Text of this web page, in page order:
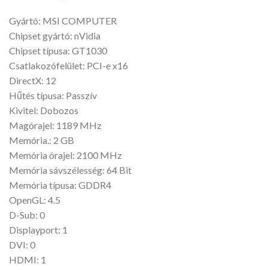
Gyártó: MSI COMPUTER
Chipset gyártó: nVidia
Chipset típusa: GT1030
Csatlakozófelület: PCI-e x16
DirectX: 12
Hűtés típusa: Passzív
Kivitel: Dobozos
Magórajel: 1189 MHz
Memória.: 2 GB
Memória órajel: 2100 MHz
Memória sávszélesség: 64 Bit
Memória típusa: GDDR4
OpenGL: 4.5
D-Sub: 0
Displayport: 1
DVI: 0
HDMI: 1